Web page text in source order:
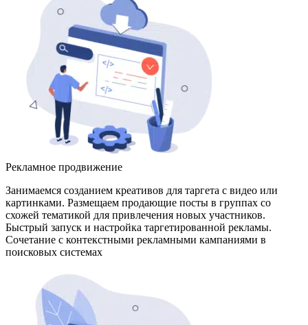
Рекламное продвижение
Занимаемся созданием креативов для таргета с видео или
картинками. Размещаем продающие посты в группах со
схожей тематикой для привлечения новых участников.
Быстрый запуск и настройка таргетированной рекламы.
Сочетание с контекстными рекламными кампаниями в
поисковых системах